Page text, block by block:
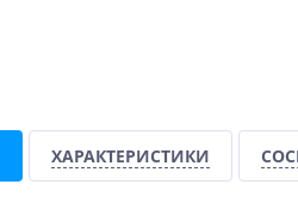
ХАРАКТЕРИСТИКИ